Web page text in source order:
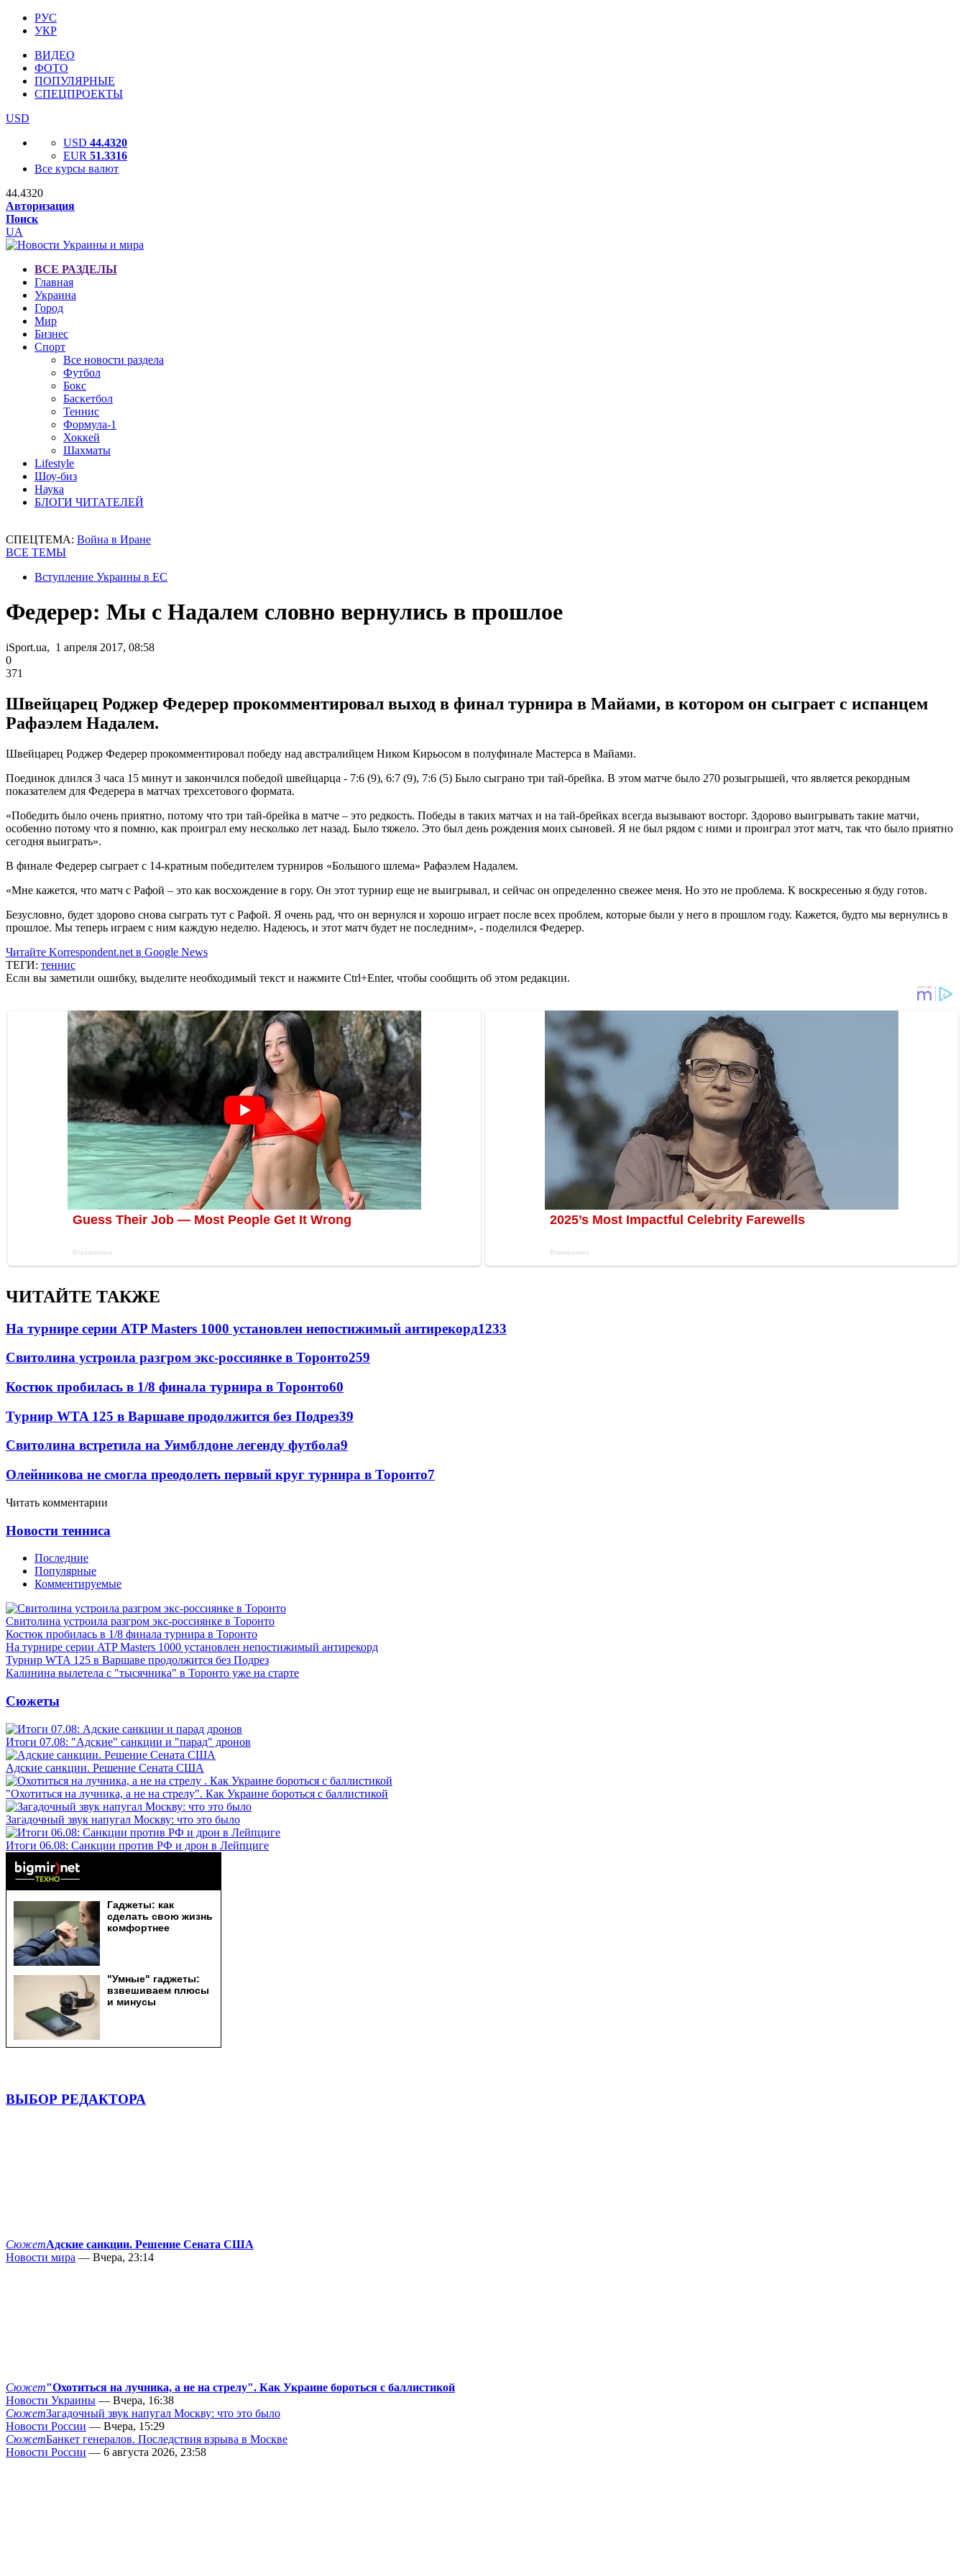
РУС
УКР
ВИДЕО
ФОТО
ПОПУЛЯРНЫЕ
СПЕЦПРОЕКТЫ
USD
USD 44.4320
EUR 51.3316
Все курсы валют
44.4320
Авторизация
Поиск
UA
ВСЕ РАЗДЕЛЫ
Главная
Украина
Город
Мир
Бизнес
Спорт
Все новости раздела
Футбол
Бокс
Баскетбол
Теннис
Формула-1
Хоккей
Шахматы
Lifestyle
Шоу-биз
Наука
БЛОГИ ЧИТАТЕЛЕЙ
СПЕЦТЕМА: Война в Иране
ВСЕ ТЕМЫ
Вступление Украины в ЕС
Федерер: Мы с Надалем словно вернулись в прошлое
iSport.ua, 1 апреля 2017, 08:58
0
371
Швейцарец Роджер Федерер прокомментировал выход в финал турнира в Майами, в котором он сыграет с испанцем
Рафаэлем Надалем.
Швейцарец Роджер Федерер прокомментировал победу над австралийцем Ником Кирьосом в полуфинале Мастерса в Майами.
Поединок длился 3 часа 15 минут и закончился победой швейцарца - 7:6 (9), 6:7 (9), 7:6 (5) Было сыграно три тай-брейка. В этом матче было 270 розыгрышей, что является рекордным
показателем для Федерера в матчах трехсетового формата.
«Победить было очень приятно, потому что три тай-брейка в матче – это редкость. Победы в таких матчах и на тай-брейках всегда вызывают восторг. Здорово выигрывать такие матчи,
особенно потому что я помню, как проиграл ему несколько лет назад. Было тяжело. Это был день рождения моих сыновей. Я не был рядом с ними и проиграл этот матч, так что было приятно
сегодня выиграть».
В финале Федерер сыграет с 14-кратным победителем турниров «Большого шлема» Рафаэлем Надалем.
«Мне кажется, что матч с Рафой – это как восхождение в гору. Он этот турнир еще не выигрывал, и сейчас он определенно свежее меня. Но это не проблема. К воскресенью я буду готов.
Безусловно, будет здорово снова сыграть тут с Рафой. Я очень рад, что он вернулся и хорошо играет после всех проблем, которые были у него в прошлом году. Кажется, будто мы вернулись в
прошлое. Мы теперь играем с ним каждую неделю. Надеюсь, и этот матч будет не последним», - поделился Федерер.
Читайте Korrespondent.net в Google News
ТЕГИ: теннис
Если вы заметили ошибку, выделите необходимый текст и нажмите Ctrl+Enter, чтобы сообщить об этом редакции.
ЧИТАЙТЕ ТАКЖЕ
На турнире серии ATP Masters 1000 установлен непостижимый антирекорд1233
Свитолина устроила разгром экс-россиянке в Торонто259
Костюк пробилась в 1/8 финала турнира в Торонто60
Турнир WTA 125 в Варшаве продолжится без Подрез39
Свитолина встретила на Уимблдоне легенду футбола9
Олейникова не смогла преодолеть первый круг турнира в Торонто7
Читать комментарии
Новости тенниса
Последние
Популярные
Комментируемые
Свитолина устроила разгром экс-россиянке в Торонто
Костюк пробилась в 1/8 финала турнира в Торонто
На турнире серии ATP Masters 1000 установлен непостижимый антирекорд
Турнир WTA 125 в Варшаве продолжится без Подрез
Калинина вылетела с "тысячника" в Торонто уже на старте
Сюжеты
Итоги 07.08: "Адские" санкции и "парад" дронов
Адские санкции. Решение Сената США
"Охотиться на лучника, а не на стрелу". Как Украине бороться с баллистикой
Загадочный звук напугал Москву: что это было
Итоги 06.08: Санкции против РФ и дрон в Лейпциге
ВЫБОР РЕДАКТОРА
СюжетАдские санкции. Решение Сената США
Новости мира — Вчера, 23:14
Сюжет"Охотиться на лучника, а не на стрелу". Как Украине бороться с баллистикой
Новости Украины — Вчера, 16:38
СюжетЗагадочный звук напугал Москву: что это было
Новости России — Вчера, 15:29
СюжетБанкет генералов. Последствия взрыва в Москве
Новости России — 6 августа 2026, 23:58